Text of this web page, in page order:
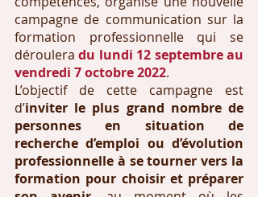
campagne de communication sur la
formation professionnelle qui se
déroulera du lundi 12 septembre au
vendredi 7 octobre 2022.
L’objectif de cette campagne est
d’inviter le plus grand nombre de
personnes en situation de
recherche d’emploi ou d’évolution
professionnelle à se tourner vers la
formation pour choisir et préparer